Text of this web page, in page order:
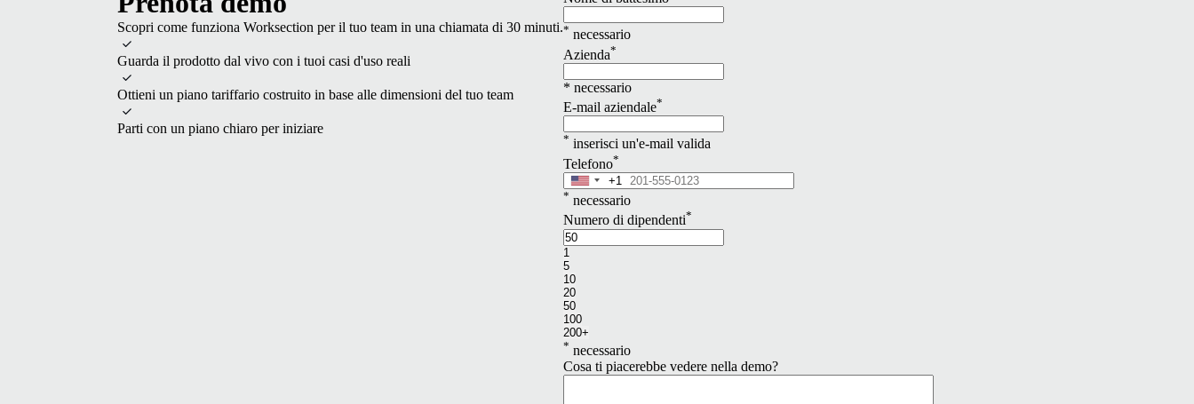
Scopri come funziona Worksection per il tuo team in una chiamata di 30 minuti.
Guarda il prodotto dal vivo con i tuoi casi d'uso reali
Ottieni un piano tariffario costruito in base alle dimensioni del tuo team
Parti con un piano chiaro per iniziare
* necessario
Azienda*
* necessario
E-mail aziendale*
* inserisci un'e-mail valida
Telefono*
United
States
+1
+1
* necessario
Numero di dipendenti*
1
5
10
20
50
100
200+
* necessario
Cosa ti piacerebbe vedere nella demo?